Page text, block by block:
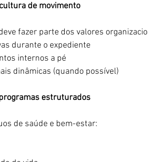
de movimento
fazer parte dos valores
durante o expediente
internos a pé
dinâmicas (quando possível)
estruturados
de saúde e bem-estar: